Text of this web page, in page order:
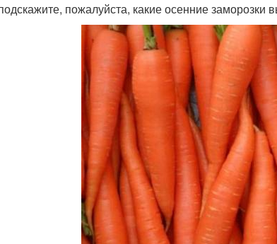
пожалуйста, какие осенние заморозки